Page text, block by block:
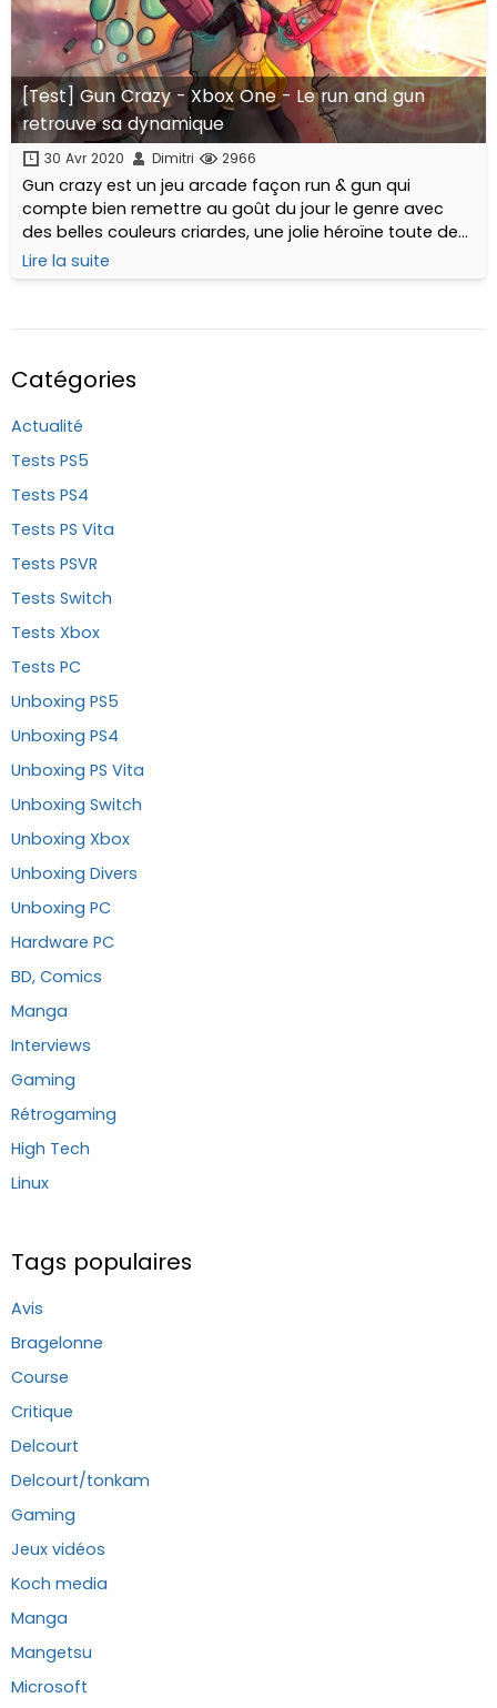
[Test] Gun Crazy - Xbox One - Le run and gun
retrouve sa dynamique
30 Avr 2020 Dimitri 2966
Gun crazy est un jeu arcade façon run & gun qui
compte bien remettre au goût du jour le genre avec
des belles couleurs criardes, une jolie héroïne toute de
pixels vêtue et surtout une bonne dose de musique
électronique saturée !
Lire la suite
Catégories
Actualité
Tests PS5
Tests PS4
Tests PS Vita
Tests PSVR
Tests Switch
Tests Xbox
Tests PC
Unboxing PS5
Unboxing PS4
Unboxing PS Vita
Unboxing Switch
Unboxing Xbox
Unboxing Divers
Unboxing PC
Hardware PC
BD, Comics
Manga
Interviews
Gaming
Rétrogaming
High Tech
Linux
Tags populaires
Avis
Bragelonne
Course
Critique
Delcourt
Delcourt/tonkam
Gaming
Jeux vidéos
Koch media
Manga
Mangetsu
Microsoft